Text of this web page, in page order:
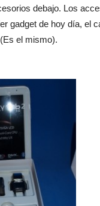
debajo. Los
gadget de hoy día, el
el mismo).